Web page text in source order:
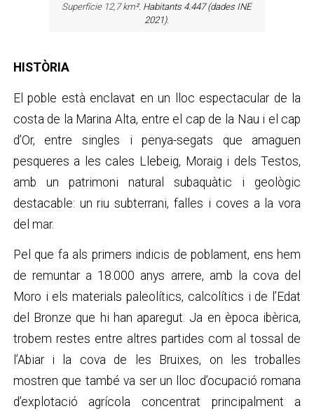
Superfície 12,7 km². Habitants 4.447 (dades INE
2021).
HISTÒRIA
El poble està enclavat en un lloc espectacular de la
costa de la Marina Alta, entre el cap de la Nau i el cap
d’Or, entre singles i penya-segats que amaguen
pesqueres a les cales Llebeig, Moraig i dels Testos,
amb un patrimoni natural subaquàtic i geològic
destacable: un riu subterrani, falles i coves a la vora
del mar.
Pel que fa als primers indicis de poblament, ens hem
de remuntar a 18.000 anys arrere, amb la cova del
Moro i els materials paleolítics, calcolítics i de l’Edat
del Bronze que hi han aparegut. Ja en època ibèrica,
trobem restes entre altres partides com al tossal de
l’Abiar i la cova de les Bruixes, on les troballes
mostren que també va ser un lloc d’ocupació romana
d’explotació agrícola concentrat principalment a